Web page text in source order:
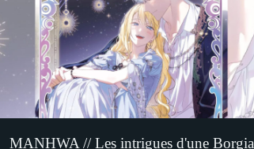
MANHWA // Les intrigues d'une Borgia